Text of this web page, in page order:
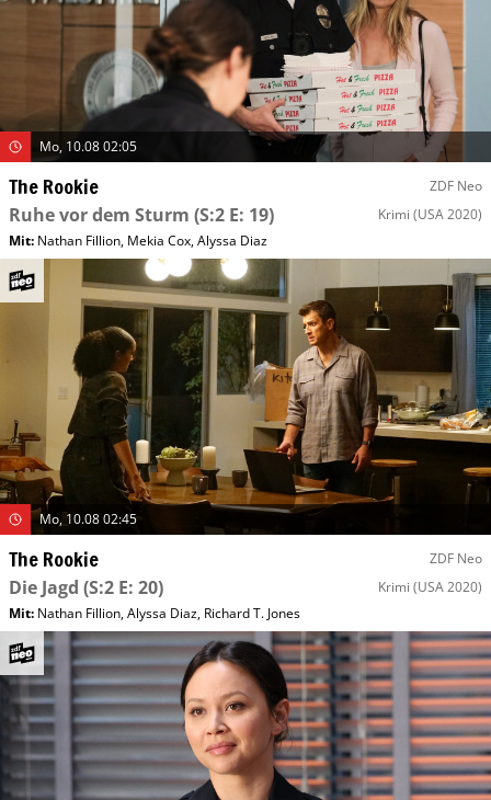
Mo, 10.08 02:05
The Rookie ZDF Neo
Ruhe vor dem Sturm (S:2 E: 19) Krimi (USA 2020)
Mit: Nathan Fillion, Mekia Cox,Alyssa Diaz
Mo, 10.08 02:45
The Rookie ZDF Neo
Die Jagd (S:2 E: 20) Krimi (USA 2020)
Mit: Nathan Fillion,Alyssa Diaz, Richard T. Jones